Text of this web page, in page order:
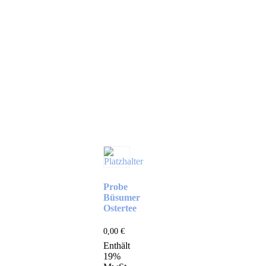
Probe
Büsumer
Ostertee
0,00€
Enthält
19%